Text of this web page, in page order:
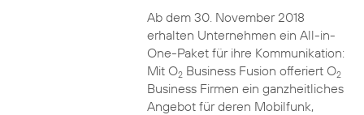
Ab dem 30. November 2018
erhalten Unternehmen ein All-in-
One-Paket für ihre Kommunikation:
Mit O2Business Fusion offeriert O2
Business Firmen ein ganzheitliches
Angebot für deren Mobilfunk,